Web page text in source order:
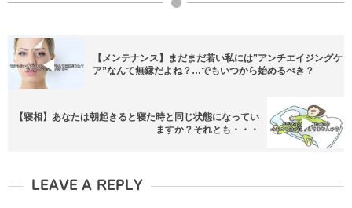
【メンテナンス】まだまだ若い私には”アンチエイジングケ
ア”なんて無縁だよね？…でもいつから始めるべき？
【寝相】あなたは朝起きると寝た時と同じ状態になってい
ますか？それとも・・・
LEAVE A REPLY